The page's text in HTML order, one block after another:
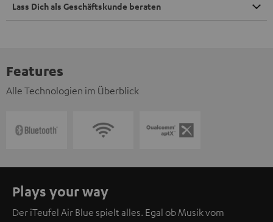
Lass Dich als Geschäftskunde beraten
Features
Alle Technologien im Überblick
Plays your way
Der iTeufel Air Blue spielt alles. Egal ob Musik vom